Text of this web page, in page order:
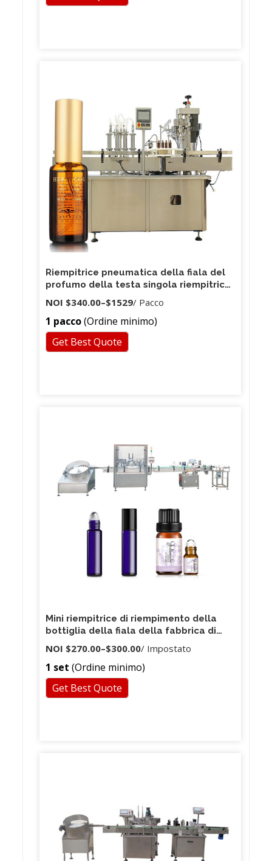
Riempitrice pneumatica della fiala del
profumo della testa singola riempitrice
semi automatica di 10ml
NOI $340.00–$1529/ Pacco
1 pacco(Ordine minimo)
Get Best Quote
Mini riempitrice di riempimento della
bottiglia della fiala della fabbrica di
Guangzhou da 10 ml per il prezzo di
liquido
cosmetico/olio/lozione/crema/pasta
NOI $270.00–$300.00/ Impostato
1 set (Ordine minimo)
Get Best Quote